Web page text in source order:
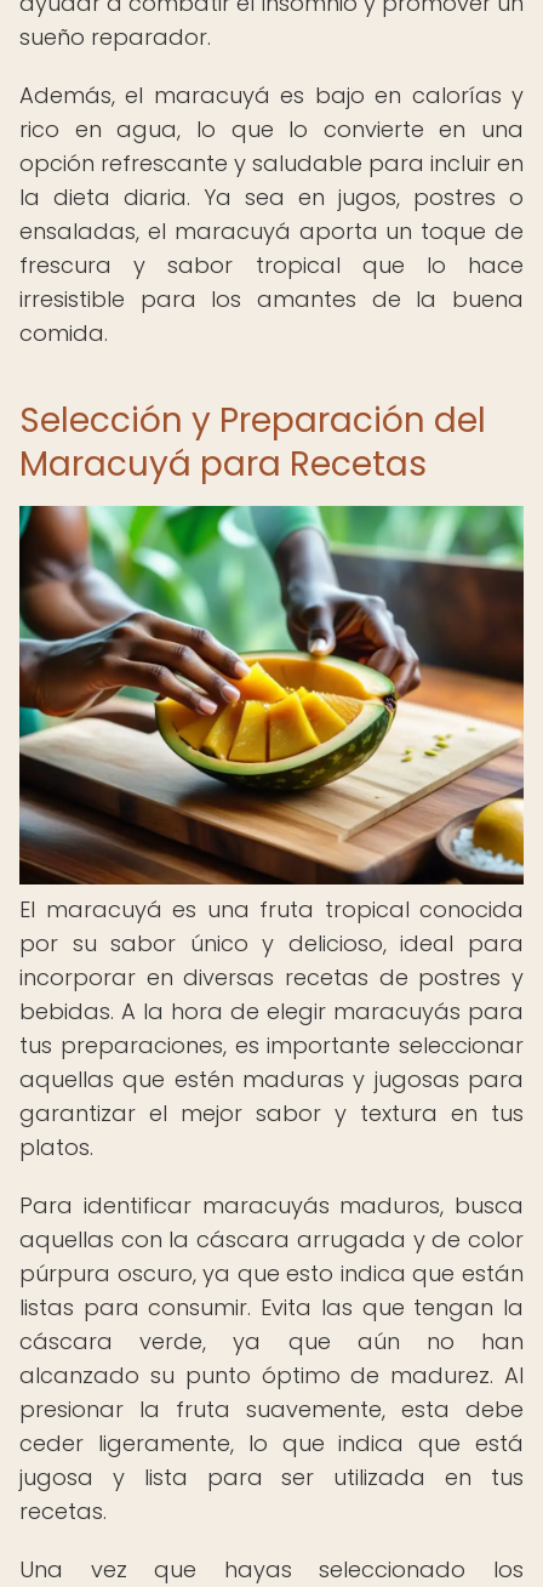
sueño reparador.
Además, el maracuyá es bajo en calorías y
rico en agua, lo que lo convierte en una
opción refrescante y saludable para incluir en
la dieta diaria. Ya sea en jugos, postres o
ensaladas, el maracuyá aporta un toque de
frescura y sabor tropical que lo hace
irresistible para los amantes de la buena
comida.
Selección y Preparación del
Maracuyá para Recetas
El maracuyá es una fruta tropical conocida
por su sabor único y delicioso, ideal para
incorporar en diversas recetas de postres y
bebidas. A la hora de elegir maracuyás para
tus preparaciones, es importante seleccionar
aquellas que estén maduras y jugosas para
garantizar el mejor sabor y textura en tus
platos.
Para identificar maracuyás maduros, busca
aquellas con la cáscara arrugada y de color
púrpura oscuro, ya que esto indica que están
listas para consumir. Evita las que tengan la
cáscara verde, ya que aún no han
alcanzado su punto óptimo de madurez. Al
presionar la fruta suavemente, esta debe
ceder ligeramente, lo que indica que está
jugosa y lista para ser utilizada en tus
recetas.
Una vez que hayas seleccionado los